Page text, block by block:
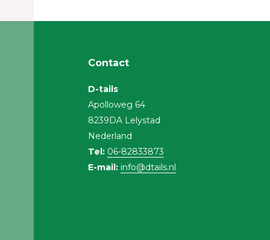
Contact
D-tails
Apolloweg 64
8239DA Lelystad
Nederland
Tel: 06-82833873
E-mail: info@dtails.nl